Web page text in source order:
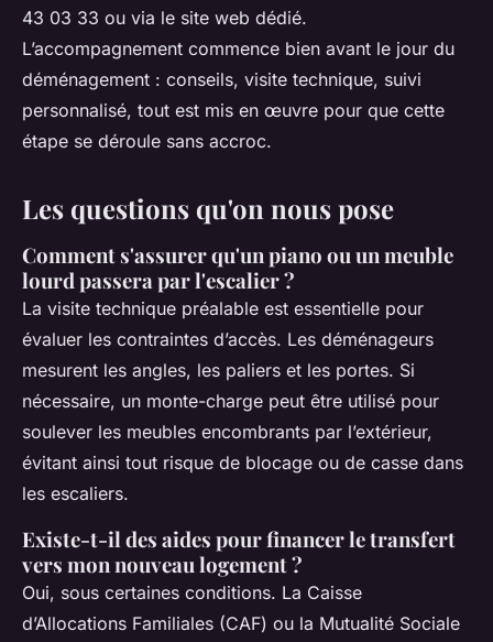
43 03 33 ou via le site web dédié.
L’accompagnement commence bien avant le jour du
déménagement : conseils, visite technique, suivi
personnalisé, tout est mis en œuvre pour que cette
étape se déroule sans accroc.
Les questions qu'on nous pose
Comment s'assurer qu'un piano ou un meuble
lourd passera par l'escalier ?
La visite technique préalable est essentielle pour
évaluer les contraintes d’accès. Les déménageurs
mesurent les angles, les paliers et les portes. Si
nécessaire, un monte-charge peut être utilisé pour
soulever les meubles encombrants par l’extérieur,
évitant ainsi tout risque de blocage ou de casse dans
les escaliers.
Existe-t-il des aides pour financer le transfert
vers mon nouveau logement ?
Oui, sous certaines conditions. La Caisse
d’Allocations Familiales (CAF) ou la Mutualité Sociale